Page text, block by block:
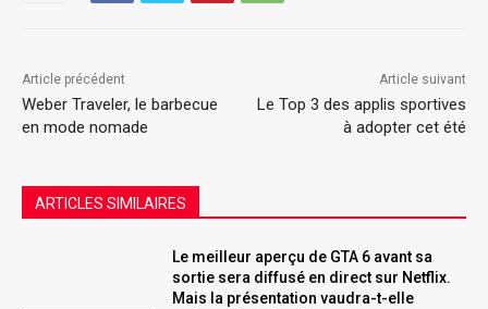
Article précédent
Weber Traveler, le barbecue
en mode nomade
Article suivant
Le Top 3 des applis sportives
à adopter cet été
ARTICLES SIMILAIRES
Le meilleur aperçu de GTA 6 avant sa
sortie sera diffusé en direct sur Netflix.
Mais la présentation vaudra-t-elle